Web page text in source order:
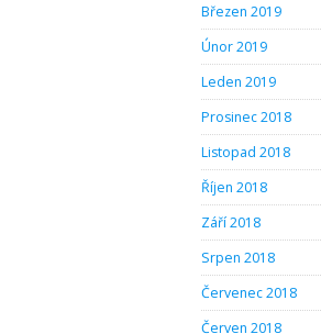
Březen 2019
Únor 2019
Leden 2019
Prosinec 2018
Listopad 2018
Říjen 2018
Září 2018
Srpen 2018
Červenec 2018
Červen 2018